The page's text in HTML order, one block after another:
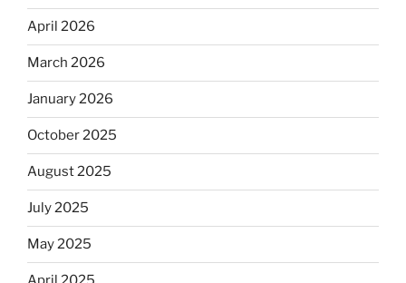
April 2026
March 2026
January 2026
October 2025
August 2025
July 2025
May 2025